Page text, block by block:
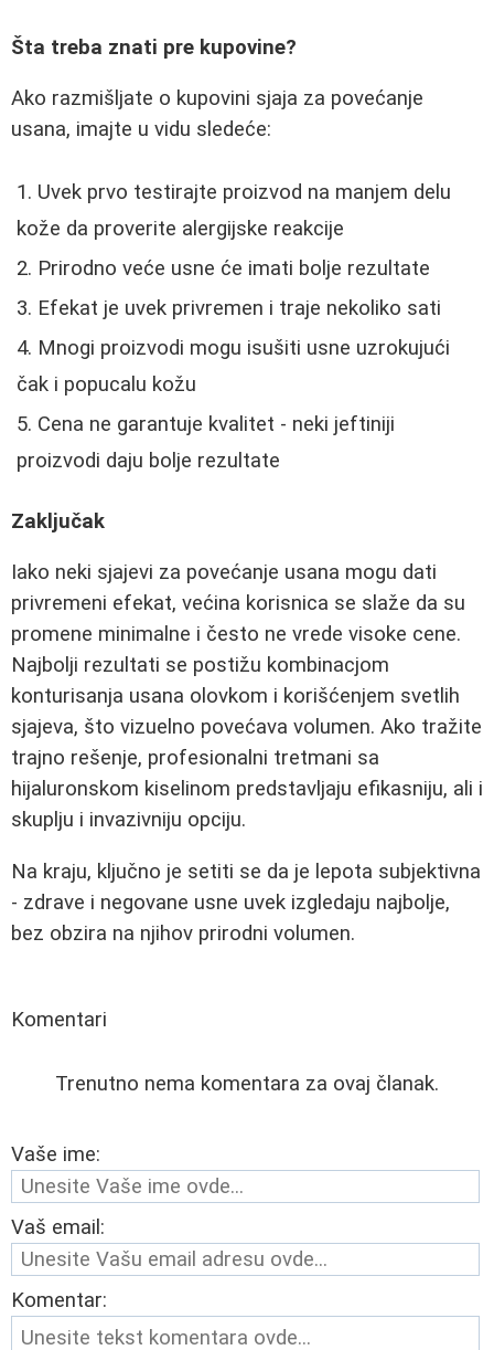
Šta treba znati pre kupovine?
Ako razmišljate o kupovini sjaja za povećanje
usana, imajte u vidu sledeće:
Uvek prvo testirajte proizvod na manjem delu
kože da proverite alergijske reakcije
Prirodno veće usne će imati bolje rezultate
Efekat je uvek privremen i traje nekoliko sati
Mnogi proizvodi mogu isušiti usne uzrokujući
čak i popucalu kožu
Cena ne garantuje kvalitet - neki jeftiniji
proizvodi daju bolje rezultate
Zaključak
Iako neki sjajevi za povećanje usana mogu dati
privremeni efekat, većina korisnica se slaže da su
promene minimalne i često ne vrede visoke cene.
Najbolji rezultati se postižu kombinacjom
konturisanja usana olovkom i korišćenjem svetlih
sjajeva, što vizuelno povećava volumen. Ako tražite
trajno rešenje, profesionalni tretmani sa
hijaluronskom kiselinom predstavljaju efikasniju, ali i
skuplju i invazivniju opciju.
Na kraju, ključno je setiti se da je lepota subjektivna
- zdrave i negovane usne uvek izgledaju najbolje,
bez obzira na njihov prirodni volumen.
Komentari
Trenutno nema komentara za ovaj članak.
Vaše ime:
Vaš email:
Komentar: